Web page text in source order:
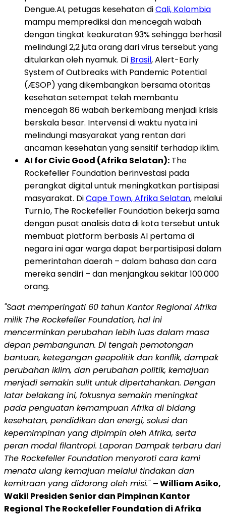
Dengue.AI, petugas kesehatan diCali, Kolombia
mampu memprediksi dan mencegah wabah
dengan tingkat keakuratan 93% sehingga berhasil
melindungi 2,2 juta orang dari virus tersebut yang
ditularkan oleh nyamuk. Di Brasil, Alert-Early
System of Outbreaks with Pandemic Potential
(ÆSOP) yang dikembangkan bersama otoritas
kesehatan setempat telah membantu
mencegah 86 wabah berkembang menjadi krisis
berskala besar. Intervensi di waktu nyata ini
melindungi masyarakat yang rentan dari
ancaman kesehatan yang sensitif terhadap iklim.
AI for Civic Good (Afrika Selatan): The
Rockefeller Foundation berinvestasi pada
perangkat digital untuk meningkatkan partisipasi
masyarakat. DiCape Town, Afrika Selatan, melalui
Turn.io, The Rockefeller Foundation bekerja sama
dengan pusat analisis data di kota tersebut untuk
membuat platform berbasis AI pertama di
negara ini agar warga dapat berpartisipasi dalam
pemerintahan daerah – dalam bahasa dan cara
mereka sendiri – dan menjangkau sekitar 100.000
orang.
"Saat memperingati 60 tahun Kantor Regional Afrika
milik The Rockefeller Foundation, hal ini
mencerminkan perubahan lebih luas dalam masa
depan pembangunan. Di tengah pemotongan
bantuan, ketegangan geopolitik dan konflik, dampak
perubahan iklim, dan perubahan politik, kemajuan
menjadi semakin sulit untuk dipertahankan. Dengan
latar belakang ini, fokusnya semakin meningkat
pada penguatan kemampuan Afrika di bidang
kesehatan, pendidikan dan energi, solusi dan
kepemimpinan yang dipimpin oleh Afrika, serta
peran modal filantropi. Laporan Dampak terbaru dari
The Rockefeller Foundation menyoroti cara kami
menata ulang kemajuan melalui tindakan dan
kemitraan yang didorong oleh misi." – William Asiko,
Wakil Presiden Senior dan Pimpinan Kantor
Regional The Rockefeller Foundation di Afrika